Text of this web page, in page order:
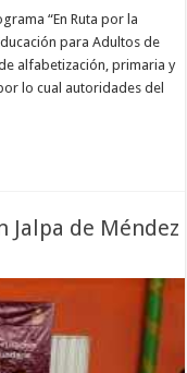
“En Ruta por la
para Adultos de
alfabetización, primaria y
lo cual autoridades del
Jalpa de Méndez